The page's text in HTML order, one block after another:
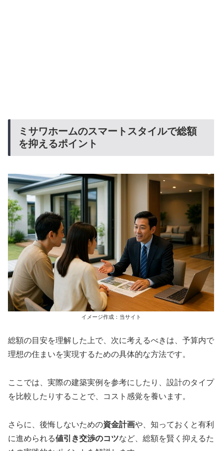
ミサワホームのスマートスタイルで総額
を抑えるポイント
イメージ作成：当サイト
総額の目安を理解した上で、次に考えるべきは、予算内で
理想の住まいを実現するための具体的な方法です。
ここでは、実際の建築実例を参考にしたり、設計のタイプ
を比較したりすることで、コスト感覚を養います。
さらに、後悔しないための資金計画や、知っておくと有利
に進められる値引き交渉のコツなど、総額を賢く抑えるた